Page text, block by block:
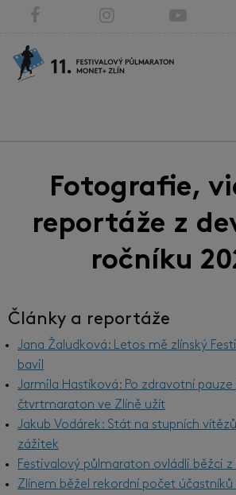
Fotografie,
reportáže z
ročníku
Články a reportáže
Jana Žaludková: Letos mě zlínský
bavil
Jarmila Hastíková: Po zdravotní
čtvrtmaraton ve Zlíně užít
Jakub Vodárek: Stát na stupních
zážitek
Festivalový půlmaraton ovládli běžci z
Zlínem běžel rekordní počet